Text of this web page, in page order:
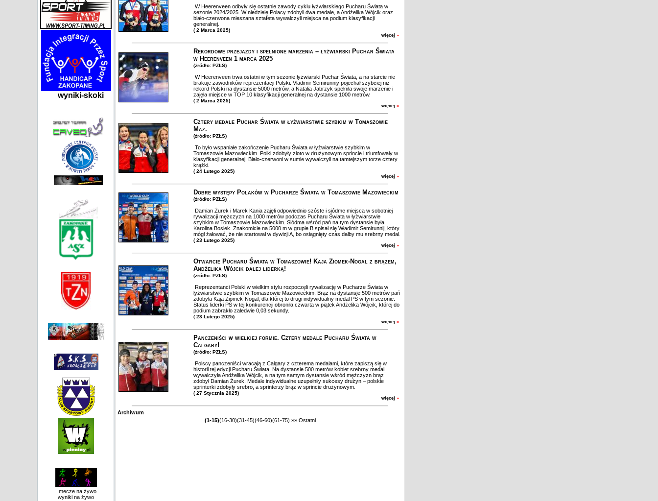
wyniki-skoki
mecze na żywo
wyniki na żywo
W Heerenveen odbyły się ostatnie zawody cyklu łyżwiarskiego Pucharu Świata w
sezonie 2024/2025. W niedzielę Polacy zdobyli dwa medale, a Andżelika Wójcik oraz
biało-czerwona mieszana sztafeta wywalczyli miejsca na podium klasyfikacji
generalnej.
( 2 Marca 2025)
więcej »
Rekordowe przejazdy i spełnione marzenia – łyżwiarski Puchar Świata
w Heerenveen 1 marca 2025
(żródło: PZŁS)
W Heerenveen trwa ostatni w tym sezonie łyżwiarski Puchar Świata, a na starcie nie
brakuje zawodników reprezentacji Polski. Vladimir Semirunniy pojechał szybciej niż
rekord Polski na dystansie 5000 metrów, a Natalia Jabrzyk spełniła swoje marzenie i
zajęła miejsce w TOP 10 klasyfikacji generalnej na dystansie 1000 metrów.
( 2 Marca 2025)
więcej »
Cztery medale Puchar Świata w łyżwiarstwie szybkim w Tomaszowie
Maz.
(żródło: PZŁS)
To było wspaniałe zakończenie Pucharu Świata w łyżwiarstwie szybkim w
Tomaszowie Mazowieckim. Polki zdobyły złoto w drużynowym sprincie i triumfowały w
klasyfikacji generalnej. Biało-czerwoni w sumie wywalczyli na tamtejszym torze cztery
krążki.
( 24 Lutego 2025)
więcej »
Dobre występy Polaków w Pucharze Świata w Tomaszowie Mazowieckim
(żródło: PZŁS)
Damian Żurek i Marek Kania zajęli odpowiednio szóste i siódme miejsca w sobotniej
rywalizacji mężczyzn na 1000 metrów podczas Pucharu Świata w łyżwiarstwie
szybkim w Tomaszowie Mazowieckim. Siódma wśród pań na tym dystansie była
Karolina Bosiek. Znakomicie na 5000 m w grupie B spisał się Władimir Semirunnij, który
mógł żałować, że nie startował w dywizji A, bo osiągnięty czas dałby mu srebrny medal.
( 23 Lutego 2025)
więcej »
Otwarcie Pucharu Świata w Tomaszowie! Kaja Ziomek-Nogal z brązem,
Andżelika Wójcik dalej liderką!
(żródło: PZŁS)
Reprezentanci Polski w wielkim stylu rozpoczęli rywalizację w Pucharze Świata w
łyżwiarstwie szybkim w Tomaszowie Mazowieckim. Brąz na dystansie 500 metrów pań
zdobyła Kaja Ziomek-Nogal, dla której to drugi indywidualny medal PŚ w tym sezonie.
Status liderki PŚ w tej konkurencji obroniła czwarta w piątek Andżelika Wójcik, której do
podium zabrakło zaledwie 0,03 sekundy.
( 23 Lutego 2025)
więcej »
Panczeniści w wielkiej formie. Cztery medale Pucharu Świata w
Calgary!
(żródło: PZŁS)
Polscy panczeniści wracają z Calgary z czterema medalami, które zapiszą się w
historii tej edycji Pucharu Świata. Na dystansie 500 metrów kobiet srebrny medal
wywalczyła Andżelika Wójcik, a na tym samym dystansie wśród mężczyzn brąz
zdobył Damian Żurek. Medale indywidualne uzupełniły sukcesy drużyn – polskie
sprinterki zdobyły srebro, a sprinterzy brąz w sprincie drużynowym.
( 27 Stycznia 2025)
więcej »
Archiwum
(1-15)(16-30)(31-45)(46-60)(61-75) »» Ostatni